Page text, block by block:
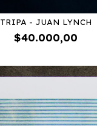
TRIPA - JUAN LYNCH
$40.000,00